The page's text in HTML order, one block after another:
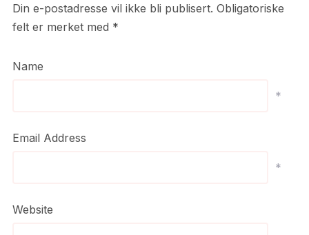
Din e-postadresse vil ikke bli publisert. Obligatoriske
felt er merket med *
Name
*
Email Address
*
Website